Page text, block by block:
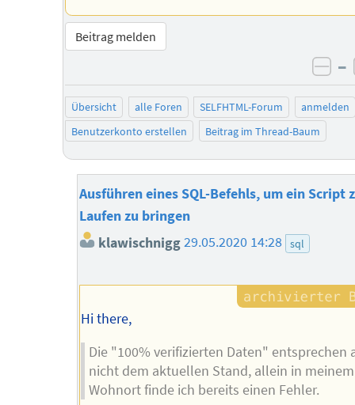
Beitrag melden
–
Übersicht alle Foren SELFHTML-Forum
anmelden
Benutzerkonto erstellen
Beitrag im Thread-Baum
Ausführen eines SQL-Befehls, um ein Script
Laufen zu bringen
klawischnigg 29.05.2020 14:28 sql
Hi there,
Die "100% verifizierten Daten" entsprechen
nicht dem aktuellen Stand, allein in meinem
Wohnort finde ich bereits einen Fehler.